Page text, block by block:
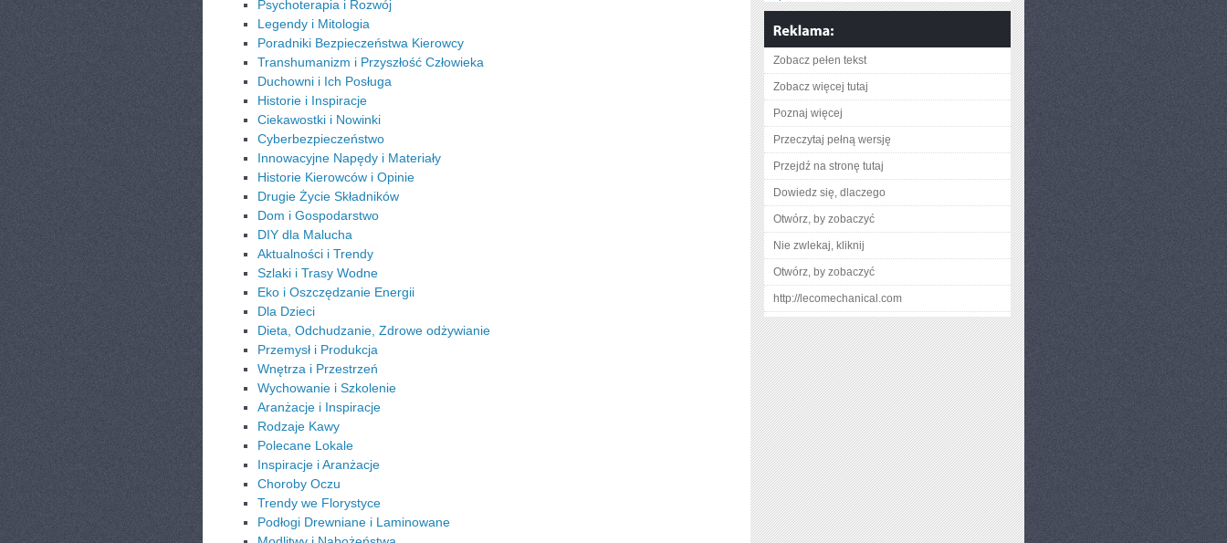
Psychoterapia i Rozwój
Legendy i Mitologia
Poradniki Bezpieczeństwa Kierowcy
Transhumanizm i Przyszłość Człowieka
Duchowni i Ich Posługa
Historie i Inspiracje
Ciekawostki i Nowinki
Cyberbezpieczeństwo
Innowacyjne Napędy i Materiały
Historie Kierowców i Opinie
Drugie Życie Składników
Dom i Gospodarstwo
DIY dla Malucha
Aktualności i Trendy
Szlaki i Trasy Wodne
Eko i Oszczędzanie Energii
Dla Dzieci
Dieta, Odchudzanie, Zdrowe odżywianie
Przemysł i Produkcja
Wnętrza i Przestrzeń
Wychowanie i Szkolenie
Aranżacje i Inspiracje
Rodzaje Kawy
Polecane Lokale
Inspiracje i Aranżacje
Choroby Oczu
Trendy we Florystyce
Podłogi Drewniane i Laminowane
Zobacz pełen tekst
Zobacz więcej tutaj
Poznaj więcej
Przeczytaj pełną wersję
Przejdź na stronę tutaj
Dowiedz się, dlaczego
Otwórz, by zobaczyć
Nie zwlekaj, kliknij
Otwórz, by zobaczyć
http://lecomechanical.com